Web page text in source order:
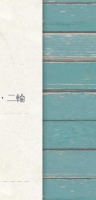
二輪